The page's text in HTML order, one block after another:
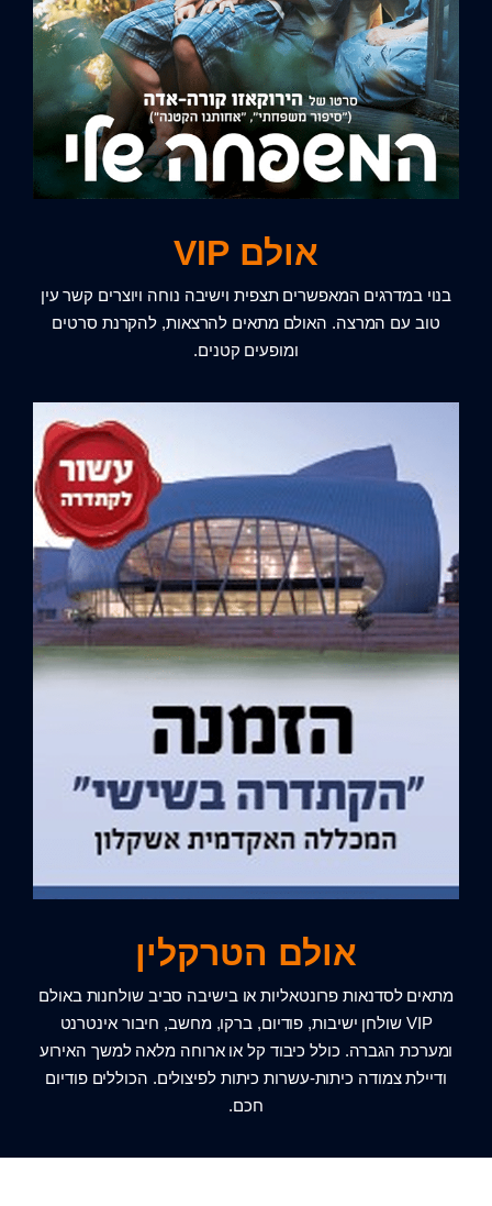
אולם VIP
בנוי במדרגים המאפשרים תצפית וישיבה נוחה ויוצרים קשר עין
טוב עם המרצה. האולם מתאים להרצאות, להקרנת סרטים
ומופעים קטנים.
אולם הטרקלין
מתאים לסדנאות פרונטאליות או בישיבה סביב שולחנות באולם
VIP שולחן ישיבות, פודיום, ברקו, מחשב, חיבור אינטרנט
ומערכת הגברה. כולל כיבוד קל או ארוחה מלאה למשך האירוע
ודיילת צמודה כיתות-עשרות כיתות לפיצולים. הכוללים פודיום
חכם.